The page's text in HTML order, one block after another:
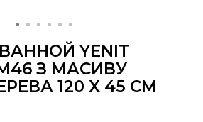
YENIT
З МАСИВУ
120 X 45 СМ